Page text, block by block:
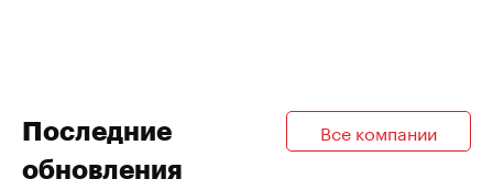
Последние
обновления
Все компании